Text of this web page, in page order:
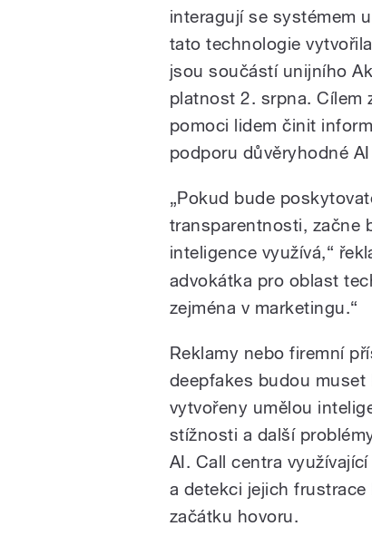
interagují se systémem
tato technologie
jsou součástí unijního
platnost 2. srpna. Cílem
pomoci lidem činit
podporu důvěryhodné
„Pokud bude
transparentnosti, začne
inteligence využívá,“
advokátka pro oblast
zejména v marketingu.“
Reklamy nebo firemní
deepfakes budou
vytvořeny umělou
stížnosti a další
AI. Call centra
a detekci jejich
začátku hovoru.